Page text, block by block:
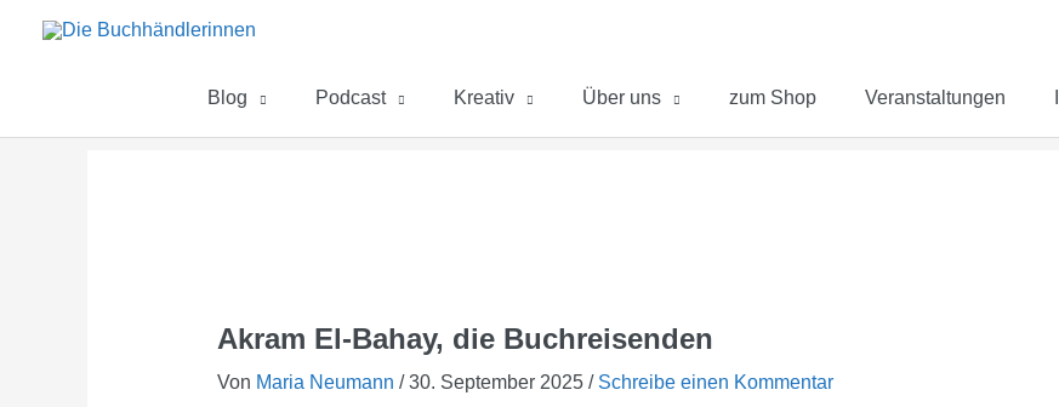
Inhalt
Blog
Podcast Kreativ Über uns zum Shop Veranstaltungen
Akram El-Bahay, die Buchreisenden
Von Maria Neumann /30. September 2025 / Schreibe einen Kommentar